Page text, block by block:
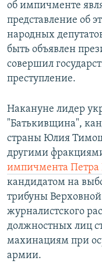
об импичменте
представление об
народных
быть объявлен
совершил
преступление.
Накануне лидер
"Батькивщина",
страны Юлия
другими
импичмента
кандидатом на
трибуны
журналистского
должностных лиц
махинациям при
армии.